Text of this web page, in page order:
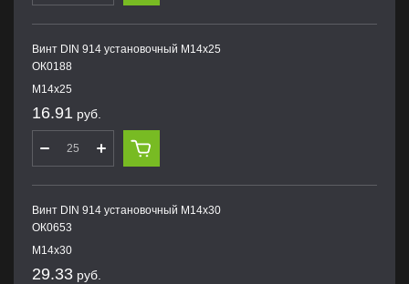
Винт DIN 914 установочный М14х25
ОК0188
М14х25
16.91 руб.
Винт DIN 914 установочный М14х30
ОК0653
М14х30
29.33 руб.